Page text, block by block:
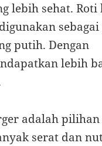
lebih sehat. Roti
putih. Dengan
lebih
adalah pilihan
serat dan